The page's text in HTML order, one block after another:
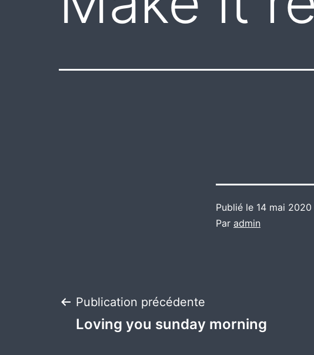
Publié le 14 mai 2020
Par admin
Navigation
Publication précédente
Loving you sunday morning